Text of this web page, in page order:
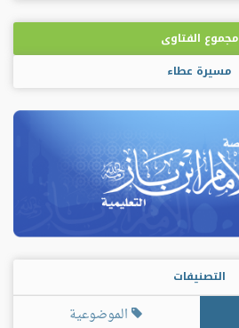
مجموع الفتاوى
مسيرة عطاء
التصنيفات
الموضوعية